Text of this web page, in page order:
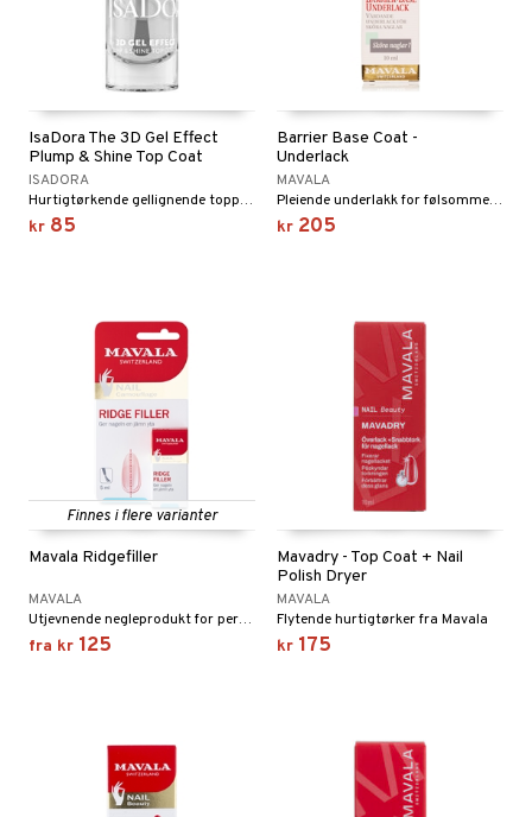
IsaDora The 3D Gel Effect
Plump & Shine Top Coat
ISADORA
Hurtigtørkende gellignende topplakk fra IsaDora
kr 85
Barrier Base Coat -
Underlack
MAVALA
Pleiende underlakk for følsomme negler fra Mavala
kr 205
Finnes i flere varianter
Mavala Ridgefiller
MAVALA
Utjevnende negleprodukt for perfekt manikyr fra Mavala
fra kr 125
Mavadry - Top Coat + Nail
Polish Dryer
MAVALA
Flytende hurtigtørker fra Mavala
kr 175